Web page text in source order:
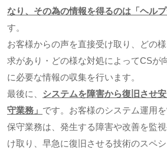
なり、その為の情報を得るのは「ヘルプ
す。
お客様からの声を直接受け取り、どの
求があり・どの様な対処によってCSが
に必要な情報の収集を行います。
最後に、 システムを障害から復旧させ
守業務」 です。お客様のシステム運用
保守業務は、発生する障害や改善を監
け取り、早急に復旧させる技術のスペシ